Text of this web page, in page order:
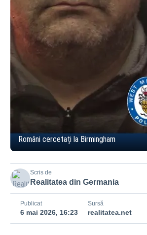
Români cercetați la Birmingham
Scris de
Realitatea din Germania
Publicat
6 mai 2026, 16:23
Sursă
realitatea.net